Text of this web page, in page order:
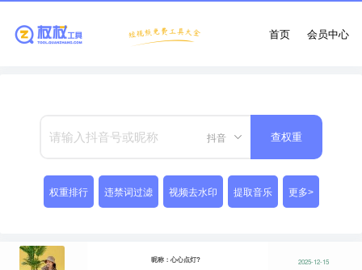
会员中心
首页
抖音 查权重
权重排行 违禁词过滤 视频去水印 提取音乐 更多>
昵称：心心点灯?
2025-12-15